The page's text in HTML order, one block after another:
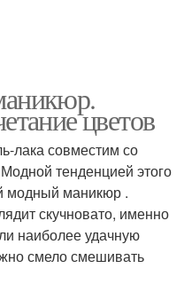
цветов
лака совместим со
тенденцией этого
модный маникюр .
скучновато, именно
наиболее удачную
смело смешивать